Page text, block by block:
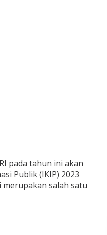
pada tahun ini akan
Publik (IKIP) 2023
merupakan salah satu